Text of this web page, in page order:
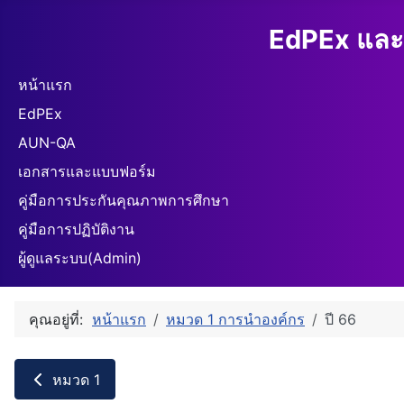
EdPEx แล
หน้าแรก
EdPEx
AUN-QA
เอกสารและแบบฟอร์ม
คู่มือการประกันคุณภาพการศึกษา
คู่มือการปฏิบัติงาน
ผู้ดูแลระบบ(Admin)
คุณอยู่ที่: หน้าแรก หมวด 1 การนำองค์กร ปี 66
หมวด 1